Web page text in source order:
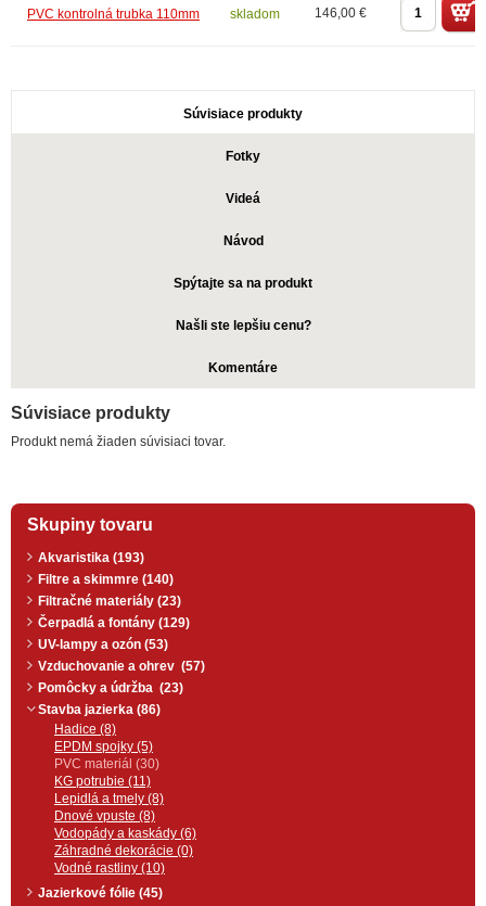
PVC kontrolná trubka 110mm skladom 146,00 €
Súvisiace produkty
Fotky
Videá
Návod
Spýtajte sa na produkt
Našli ste lepšiu cenu?
Komentáre
Súvisiace produkty
Produkt nemá žiaden súvisiaci tovar.
Skupiny tovaru
Akvaristika (193)
Filtre a skimmre (140)
Filtračné materiály (23)
Čerpadlá a fontány (129)
UV-lampy a ozón (53)
Vzduchovanie a ohrev (57)
Pomôcky a údržba (23)
Stavba jazierka (86)
Hadice (8)
EPDM spojky (5)
PVC materiál (30)
KG potrubie (11)
Lepidlá a tmely (8)
Dnové vpuste (8)
Vodopády a kaskády (6)
Záhradné dekorácie (0)
Vodné rastliny (10)
Jazierkové fólie (45)